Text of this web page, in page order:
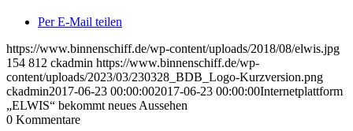
Per E-Mail teilen
https://www.binnenschiff.de/wp-content/uploads/2018/08/elwis.jpg
154 812 ckadmin https://www.binnenschiff.de/wp-
content/uploads/2023/03/230328_BDB_Logo-Kurzversion.png
ckadmin2017-06-23 00:00:002017-06-23 00:00:00Internetplattform
„ELWIS“ bekommt neues Aussehen
0 Kommentare